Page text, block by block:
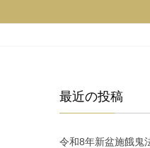
最近の投稿
令和8年新盆施餓鬼